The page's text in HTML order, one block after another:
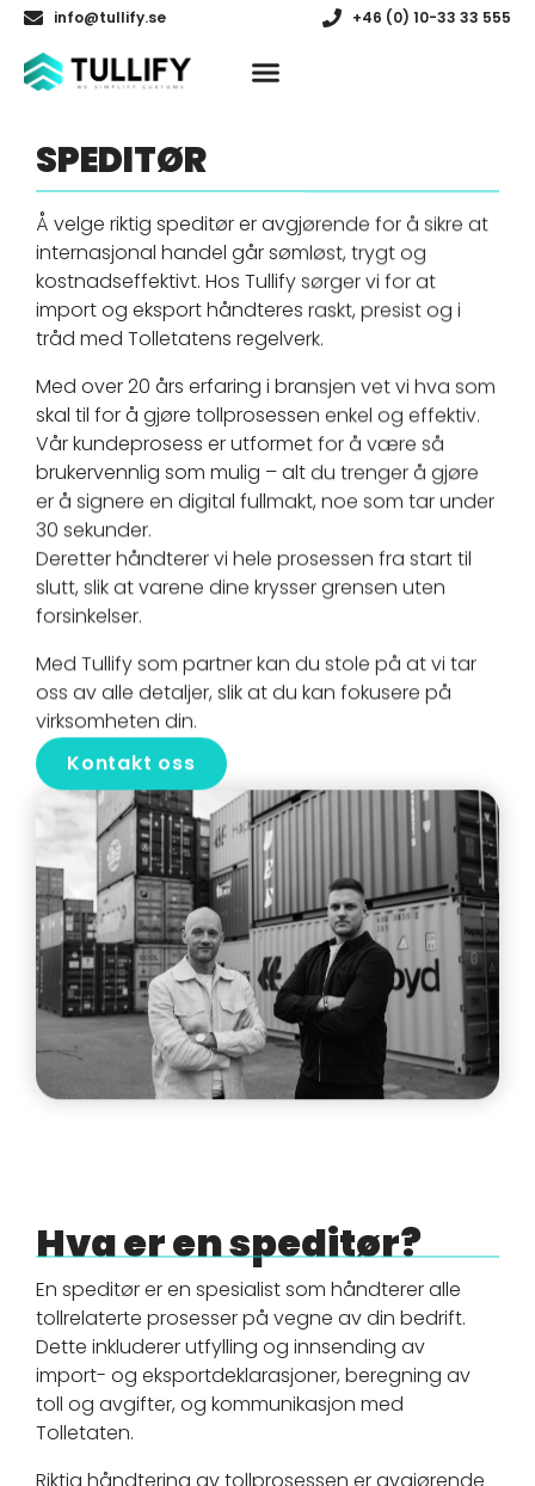
info@tullify.se +46 (0) 10-33 33 555
SPEDITØR
Å velge riktig speditør er avgjørende for å sikre at
internasjonal handel går sømløst, trygt og
kostnadseffektivt. Hos Tullify sørger vi for at
import og eksport håndteres raskt, presist og i
tråd med Tolletatens regelverk.
Med over 20 års erfaring i bransjen vet vi hva som
skal til for å gjøre tollprosessen enkel og effektiv.
Vår kundeprosess er utformet for å være så
brukervennlig som mulig – alt du trenger å gjøre
er å signere en digital fullmakt, noe som tar under
30 sekunder.
Deretter håndterer vi hele prosessen fra start til
slutt, slik at varene dine krysser grensen uten
forsinkelser.
Med Tullify som partner kan du stole på at vi tar
oss av alle detaljer, slik at du kan fokusere på
virksomheten din.
Kontakt oss
Hva er enspeditør?
En speditør er en spesialist som håndterer alle
tollrelaterte prosesser på vegne av din bedrift.
Dette inkluderer utfylling og innsending av
import- og eksportdeklarasjoner, beregning av
toll og avgifter, og kommunikasjon med
Tolletaten.
Riktig håndtering av tollprosessen er avgjørende